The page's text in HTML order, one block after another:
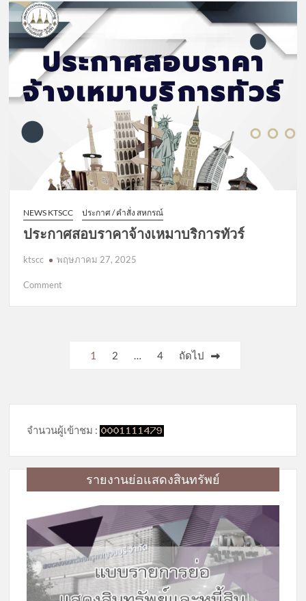
และ
เงื่อนไข
การ
ให้
เงิน
NEWS KTSCC ประกาศ / คำสั่ง สหกรณ์
ประกาศสอบราคาจ้างเหมาบริการทัวร์
ktscc พฤษภาคม 27, 2025
Commenton
1 2 … 4 ถัดไป
จำนวนผู้เข้าชม :
รายงานย่อแสดงสินทรัพย์